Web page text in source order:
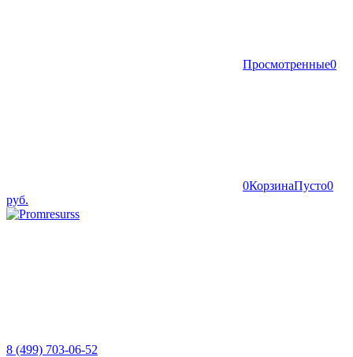
Просмотренные0
0КорзинаПусто0
руб.
8 (499) 703-06-52